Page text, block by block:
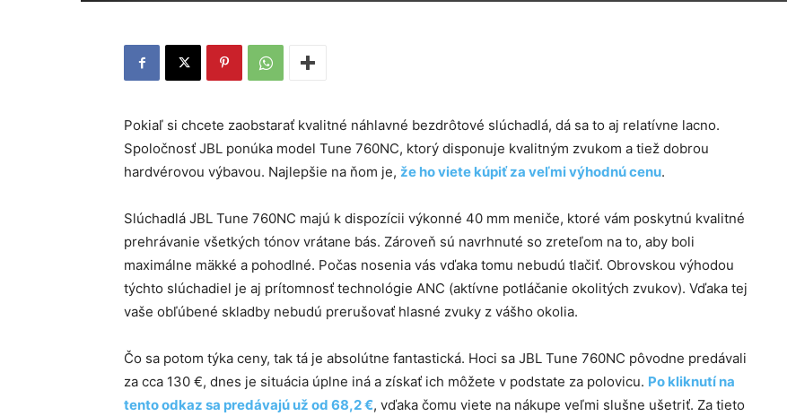
Pokiaľ si chcete zaobstarať kvalitné náhlavné bezdrôtové slúchadlá, dá sa to aj relatívne lacno.
Spoločnosť JBL ponúka model Tune 760NC, ktorý disponuje kvalitným zvukom a tiež dobrou
hardvérovou výbavou. Najlepšie na ňom je, že ho viete kúpiť za veľmi výhodnú cenu.
Slúchadlá JBL Tune 760NC majú k dispozícii výkonné 40 mm meniče, ktoré vám poskytnú kvalitné
prehrávanie všetkých tónov vrátane bás. Zároveň sú navrhnuté so zreteľom na to, aby boli
maximálne mäkké a pohodlné. Počas nosenia vás vďaka tomu nebudú tlačiť. Obrovskou výhodou
týchto slúchadiel je aj prítomnosť technológie ANC (aktívne potláčanie okolitých zvukov). Vďaka tej
vaše obľúbené skladby nebudú prerušovať hlasné zvuky z vášho okolia.
Čo sa potom týka ceny, tak tá je absolútne fantastická. Hoci sa JBL Tune 760NC pôvodne predávali
za cca 130 €, dnes je situácia úplne iná a získať ich môžete v podstate za polovicu. Po kliknutí na
tento odkaz sa predávajú už od 68,2 €, vďaka čomu viete na nákupe veľmi slušne ušetriť. Za tieto